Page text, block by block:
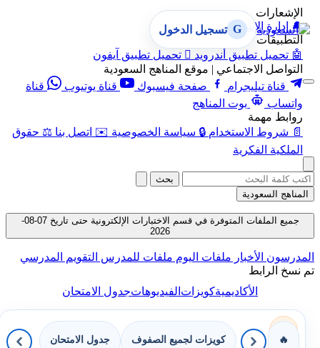
الإشعارات
🔔
إدارة الإشعارات
التطبيقات
🤖 تحميل تطبيق أندرويد  تحميل تطبيق آيفون
التواصل الاجتماعي | موقع المناهج السعودية
قناة تيليجرام
صفحة فيسبوك قناة يوتيوب
قناة
واتساب
بوت المناهج
روابط مهمة
📄 شروط الاستخدام 🔒 سياسة الخصوصية ✉️ اتصل بنا ⚖️ حقوق
الملكية الفكرية
G تسجيل الدخول
بحث
المناهج السعودية
جميع الملفات المتوفرة في قسم الاختبارات الإلكترونية حتى تاريخ 07-08-
2026
المدرسون الأخبار ملفات اليوم ملفات للمدرس التقويم المدرسي
تم نسخ الرابط
الأكاديميةكويزاتالفيديوهاتجدول الامتحان
🔥 كويزات لجميع الصفوف جدول الامتحان